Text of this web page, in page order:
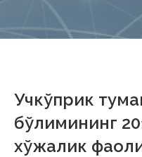
Учкўприк
бўлимининг
хўжалик